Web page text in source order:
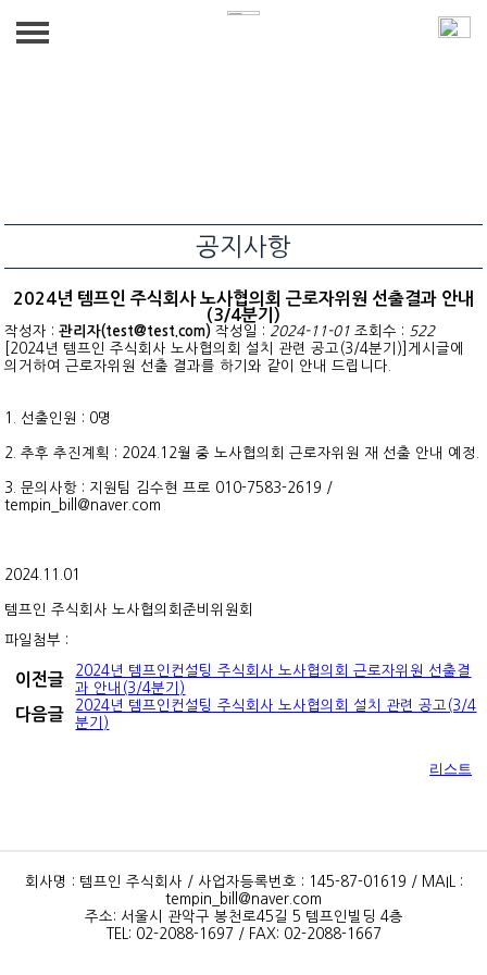
아웃소싱
채용대행/헤드헌팅
페이롤
상시채용
공지사항
공지사항
자료실
공지사항
2024년 템프인 주식회사 노사협의회 근로자위원 선출결과 안내
(3/4분기)
작성자 :관리자(test@test.com) 작성일 : 2024-11-01 조회수 : 522
[2024년 템프인 주식회사 노사협의회 설치 관련 공고(3/4분기)]게시글에
의거하여 근로자위원 선출 결과를 하기와 같이 안내 드립니다.
1. 선출인원 : 0명
2. 추후 추진계획 : 2024.12월 중 노사협의회 근로자위원 재 선출 안내 예정.
3. 문의사항 : 지원팀 김수현 프로 010-7583-2619 /
tempin_bill@naver.com
2024.11.01
템프인 주식회사 노사협의회준비위원회
파일첨부 :
이전글
2024년 템프인컨설팅 주식회사 노사협의회 근로자위원 선출결
과 안내(3/4분기)
다음글
2024년 템프인컨설팅 주식회사 노사협의회 설치 관련 공고(3/4
분기)
리스트
회사명 : 템프인 주식회사 / 사업자등록번호 : 145-87-01619 / MAIL :
tempin_bill@naver.com
주소: 서울시 관악구 봉천로45길 5 템프인빌딩 4층
TEL: 02-2088-1697 / FAX: 02-2088-1667